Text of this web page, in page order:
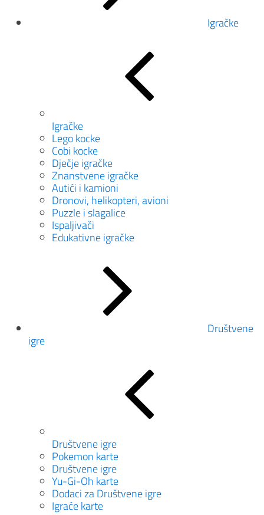
Igračke
Igračke
Lego kocke
Cobi kocke
Dječje igračke
Znanstvene igračke
Autići i kamioni
Dronovi, helikopteri, avioni
Puzzle i slagalice
Ispaljivači
Edukativne igračke
Društvene
igre
Društvene igre
Pokemon karte
Društvene igre
Yu-Gi-Oh karte
Dodaci za Društvene igre
Igraće karte